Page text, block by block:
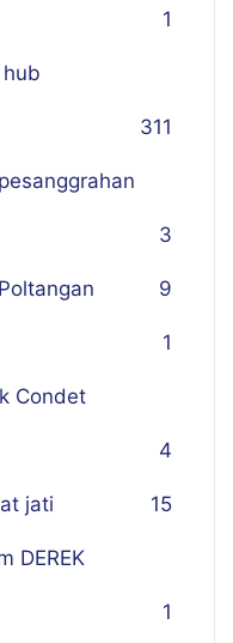
1
311
3
9
1
Condet
4
jati 15
DEREK
1